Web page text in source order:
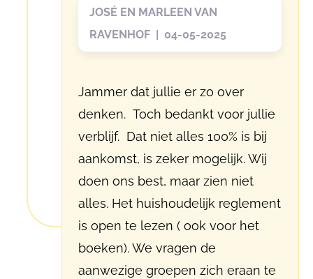
JOSÉ EN MARLEEN VAN
RAVENHOF | 04-05-2025
Jammer dat jullie er zo over
denken. Toch bedankt voor jullie
verblijf. Dat niet alles 100% is bij
aankomst, is zeker mogelijk. Wij
doen ons best, maar zien niet
alles. Het huishoudelijk reglement
is open te lezen ( ook voor het
boeken). We vragen de
aanwezige groepen zich eraan te